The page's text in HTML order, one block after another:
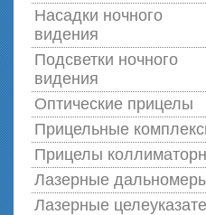
Насадки ночного
видения
Подсветки ночного
видения
Оптические прицелы
Прицельные
Прицелы
Лазерные
Лазерные